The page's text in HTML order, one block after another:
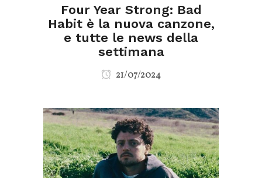
Four Year Strong: Bad
Habit è la nuova canzone,
e tutte le news della
settimana
21/07/2024